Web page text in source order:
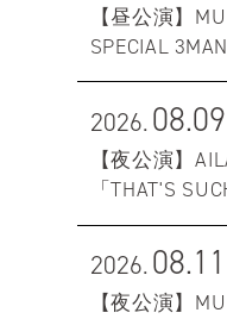
【昼公演】
SPECIAL
2026.08.09
【夜公演】
「THAT'S
2026.08.11
【夜公演】